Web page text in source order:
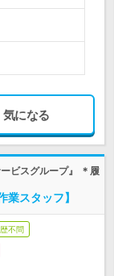
気になる
ビスグループ』 ＊履
業スタッフ】
不問